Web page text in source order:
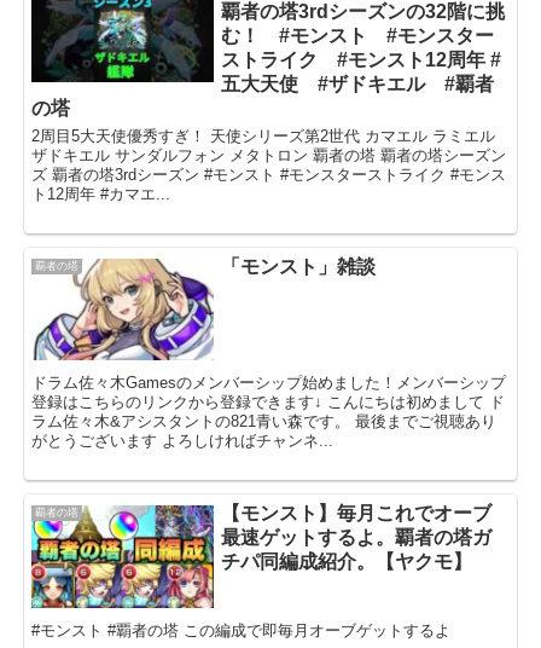
覇者の塔3rdシーズンの32階に挑
む！ #モンスト #モンスター
ストライク #モンスト12周年 #
五大天使 #ザドキエル #覇者
の塔
2周目5大天使優秀すぎ！ 天使シリーズ第2世代 カマエル ラミエル
ザドキエル サンダルフォン メタトロン 覇者の塔 覇者の塔シーズン
ズ 覇者の塔3rdシーズン #モンスト #モンスターストライク #モンス
ト12周年 #カマエ...
覇者の塔 「モンスト」雑談
ドラム佐々木Gamesのメンバーシップ始めました！メンバーシップ
登録はこちらのリンクから登録できます↓ こんにちは初めまして ド
ラム佐々木&アシスタントの821青い森です。 最後までご視聴あり
がとうございます よろしければチャンネ...
覇者の塔
【モンスト】毎月これでオーブ
最速ゲットするよ。覇者の塔ガ
チパ同編成紹介。【ヤクモ】
#モンスト #覇者の塔 この編成で即毎月オーブゲットするよ